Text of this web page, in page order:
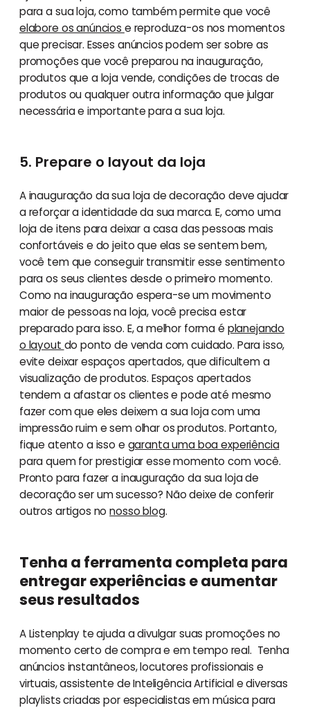
para a sua loja, como também permite que você
elabore os anúncios e reproduza-os nos momentos
que precisar. Esses anúncios podem ser sobre as
promoções que você preparou na inauguração,
produtos que a loja vende, condições de trocas de
produtos ou qualquer outra informação que julgar
necessária e importante para a sua loja.
5. Prepare o layout da loja
A inauguração da sua loja de decoração deve ajudar
a reforçar a identidade da sua marca. E, como uma
loja de itens para deixar a casa das pessoas mais
confortáveis e do jeito que elas se sentem bem,
você tem que conseguir transmitir esse sentimento
para os seus clientes desde o primeiro momento.
Como na inauguração espera-se um movimento
maior de pessoas na loja, você precisa estar
preparado para isso. E, a melhor forma é planejando
o layout do ponto de venda com cuidado. Para isso,
evite deixar espaços apertados, que dificultem a
visualização de produtos. Espaços apertados
tendem a afastar os clientes e pode até mesmo
fazer com que eles deixem a sua loja com uma
impressão ruim e sem olhar os produtos. Portanto,
fique atento a isso e garanta uma boa experiência
para quem for prestigiar esse momento com você.
Pronto para fazer a inauguração da sua loja de
decoração ser um sucesso? Não deixe de conferir
outros artigos nonosso blog.
Tenha a ferramenta completa para
entregar experiências e aumentar
seus resultados
A Listenplay te ajuda a divulgar suas promoções no
momento certo de compra e em tempo real. Tenha
anúncios instantâneos, locutores profissionais e
virtuais, assistente de Inteligência Artificial e diversas
playlists criadas por especialistas em música para